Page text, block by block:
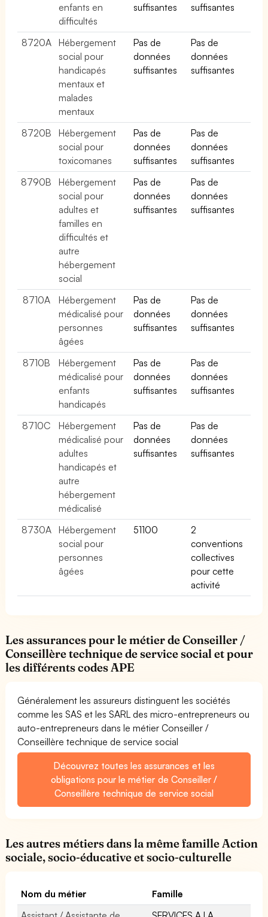
enfants en
difficultés
suffisantes
suffisantes
8720A
Hébergement
social pour
handicapés
mentaux et
malades
mentaux
Pas de
données
suffisantes
Pas de
données
suffisantes
8720B
Hébergement
social pour
toxicomanes
Pas de
données
suffisantes
Pas de
données
suffisantes
8790B
Hébergement
social pour
adultes et
familles en
difficultés et
autre
hébergement
social
Pas de
données
suffisantes
Pas de
données
suffisantes
8710A
Hébergement
médicalisé pour
personnes
âgées
Pas de
données
suffisantes
Pas de
données
suffisantes
8710B
Hébergement
médicalisé pour
enfants
handicapés
Pas de
données
suffisantes
Pas de
données
suffisantes
8710C
Hébergement
médicalisé pour
adultes
handicapés et
autre
hébergement
médicalisé
Pas de
données
suffisantes
Pas de
données
suffisantes
8730A
Hébergement
social pour
personnes
âgées
51100
2
conventions
collectives
pour cette
activité
Les assurances pour le métier de Conseiller /
Conseillère technique de service social et pour
les différents codes APE
Généralement les assureurs distinguent les sociétés
comme les SAS et les SARL des micro-entrepreneurs ou
auto-entrepreneurs dans le métier Conseiller /
Conseillère technique de service social
Découvrez toutes les assurances et les
obligations pour le métier de Conseiller /
Conseillère technique de service social
Les autres métiers dans la même famille Action
sociale, socio-éducative et socio-culturelle
Nom du métier
Famille